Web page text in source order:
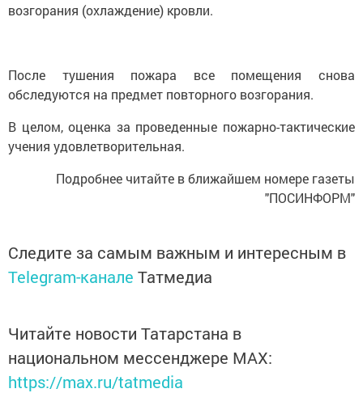
возгорания (охлаждение) кровли.
После тушения пожара все помещения снова
обследуются на предмет повторного возгорания.
В целом, оценка за проведенные пожарно-тактические
учения удовлетворительная.
Подробнее читайте в ближайшем номере газеты
"ПОСИНФОРМ"
Следите за самым важным и интересным в
Telegram-канале Татмедиа
Читайте новости Татарстана в
национальном мессенджере MАХ:
https://max.ru/tatmedia